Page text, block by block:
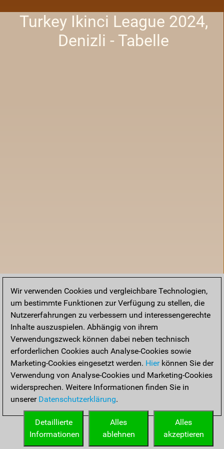
Turkey Ikinci League 2024,
Denizli - Tabelle
Startseite
Wir verwenden Cookies und vergleichbare Technologien,
um bestimmte Funktionen zur Verfügung zu stellen, die
Nutzererfahrungen zu verbessern und interessengerechte
Inhalte auszuspielen. Abhängig von ihrem
Verwendungszweck können dabei neben technisch
erforderlichen Cookies auch Analyse-Cookies sowie
Marketing-Cookies eingesetzt werden. Hierkönnen Sie der
Verwendung von Analyse-Cookies und Marketing-Cookies
widersprechen. Weitere Informationen finden Sie in
unserer Datenschutzerklärung.
Alles
akzeptieren
Alles
ablehnen
Detaillierte
Informationen